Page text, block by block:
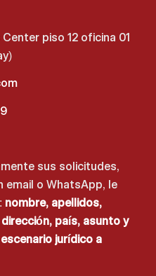
piso 12 oficina 01
sus solicitudes,
email o WhatsApp, le
nombre, apellidos,
país, asunto y
jurídico a